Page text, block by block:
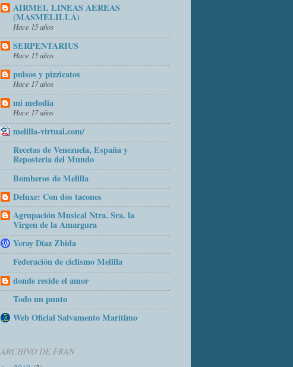
AIRMEL LINEAS AEREAS
(MASMELILLA)
Hace 15 años
SERPENTARIUS
Hace 15 años
pulsos y pizzicatos
Hace 17 años
mi melodia
Hace 17 años
melilla-virtual.com/
Recetas de Venezuela, España y
Reposteria del Mundo
Bomberos de Melilla
Deluxe: Con dos tacones
Agrupación Musical Ntra. Sra. la
Virgen de la Amargura
Yeray Díaz Zbida
Federación de ciclismo Melilla
donde reside el amor
Todo un punto
Web Oficial Salvamento Marítimo
ARCHIVO DE FRAN